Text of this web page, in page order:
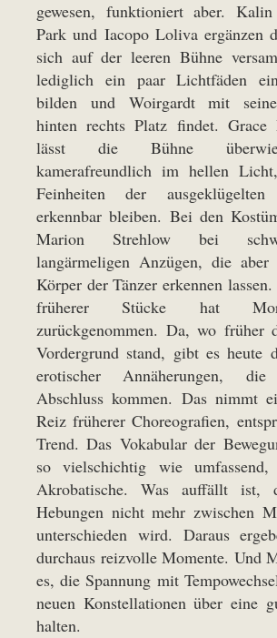
gewesen, funktioniert aber.
Park und Iacopo Loliva ergänzen
sich auf der leeren Bühne
lediglich ein paar Lichtfäden
bilden und Woirgardt mit
hinten rechts Platz findet. Grace
lässt die Bühne
kamerafreundlich im hellen
Feinheiten der ausgeklügelten
erkennbar bleiben. Bei den
Marion Strehlow bei
langärmeligen Anzügen, die
Körper der Tänzer erkennen
früherer Stücke hat
zurückgenommen. Da, wo früher
Vordergrund stand, gibt es heute
erotischer Annäherungen,
Abschluss kommen. Das nimmt
Reiz früherer Choreografien,
Trend. Das Vokabular der
so vielschichtig wie
Akrobatische. Was auffällt ist,
Hebungen nicht mehr zwischen
unterschieden wird. Daraus
durchaus reizvolle Momente. Und
es, die Spannung mit
neuen Konstellationen über eine
halten.